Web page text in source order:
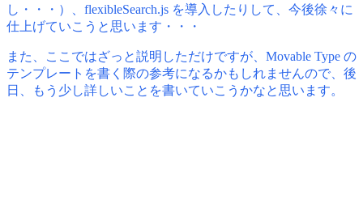
し・・・）、flexibleSearch.js を導入したりして、今後徐々に
仕上げていこうと思います・・・
また、ここではざっと説明しただけですが、Movable Type の
テンプレートを書く際の参考になるかもしれませんので、後
日、もう少し詳しいことを書いていこうかなと思います。